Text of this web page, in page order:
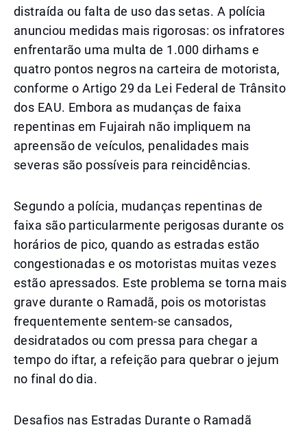
distraída ou falta de uso das setas. A polícia
anunciou medidas mais rigorosas: os infratores
enfrentarão uma multa de 1.000 dirhams e
quatro pontos negros na carteira de motorista,
conforme o Artigo 29 da Lei Federal de Trânsito
dos EAU. Embora as mudanças de faixa
repentinas em Fujairah não impliquem na
apreensão de veículos, penalidades mais
severas são possíveis para reincidências.
Segundo a polícia, mudanças repentinas de
faixa são particularmente perigosas durante os
horários de pico, quando as estradas estão
congestionadas e os motoristas muitas vezes
estão apressados. Este problema se torna mais
grave durante o Ramadã, pois os motoristas
frequentemente sentem-se cansados,
desidratados ou com pressa para chegar a
tempo do iftar, a refeição para quebrar o jejum
no final do dia.
Desafios nas Estradas Durante o Ramadã